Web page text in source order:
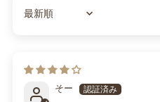
Sort by
そー